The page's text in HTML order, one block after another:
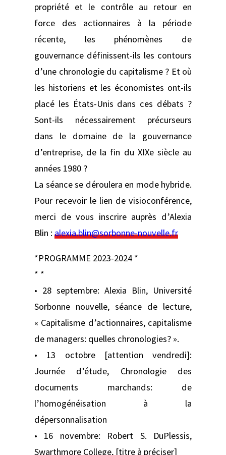
propriété et le contrôle au retour en
force des actionnaires à la période
récente, les phénomènes de
gouvernance définissent-ils les contours
d’une chronologie du capitalisme ? Et où
les historiens et les économistes ont-ils
placé les États-Unis dans ces débats ?
Sont-ils nécessairement précurseurs
dans le domaine de la gouvernance
d’entreprise, de la fin du XIXe siècle au
années 1980 ?
La séance se déroulera en mode hybride.
Pour recevoir le lien de visioconférence,
merci de vous inscrire auprès d’Alexia
Blin : alexia.blin@sorbonne-nouvelle.fr
*PROGRAMME 2023-2024 *
* *
• 28 septembre: Alexia Blin, Université
Sorbonne nouvelle, séance de lecture,
« Capitalisme d’actionnaires, capitalisme
de managers: quelles chronologies? ».
• 13 octobre [attention vendredi]:
Journée d’étude, Chronologie des
documents marchands: de
l’homogénéisation à la
dépersonnalisation
• 16 novembre: Robert S. DuPlessis,
Swarthmore College, [titre à préciser]